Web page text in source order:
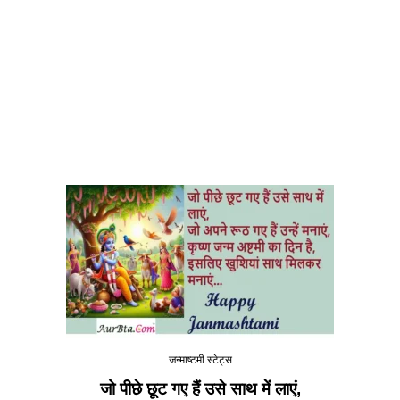
जन्माष्टमी स्टेट्स
जो पीछे छूट गए हैं उसे साथ में लाएं,